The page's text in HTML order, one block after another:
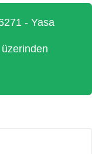
- Yasa